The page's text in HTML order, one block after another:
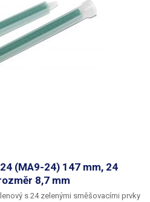
(MA9-24) 147 mm, 24
8,7 mm
s 24 zelenými směšovacími prvky